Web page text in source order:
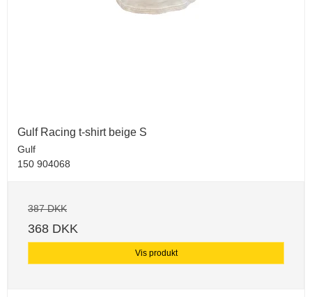
Gulf Racing t-shirt beige S
Gulf
150 904068
387 DKK
368 DKK
Vis produkt